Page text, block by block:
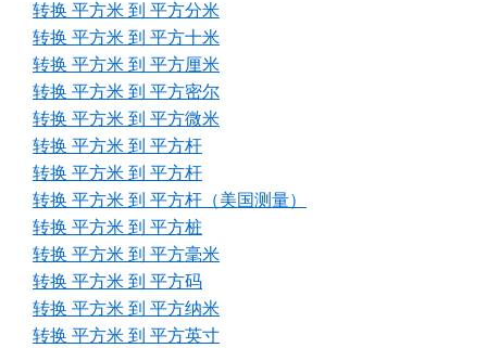
转换 平方米 到 平方分米
转换 平方米 到 平方十米
转换 平方米 到 平方厘米
转换 平方米 到 平方密尔
转换 平方米 到 平方微米
转换 平方米 到 平方杆
转换 平方米 到 平方杆
转换 平方米 到 平方杆（美国测量）
转换 平方米 到 平方桩
转换 平方米 到 平方毫米
转换 平方米 到 平方码
转换 平方米 到 平方纳米
转换 平方米 到 平方英寸